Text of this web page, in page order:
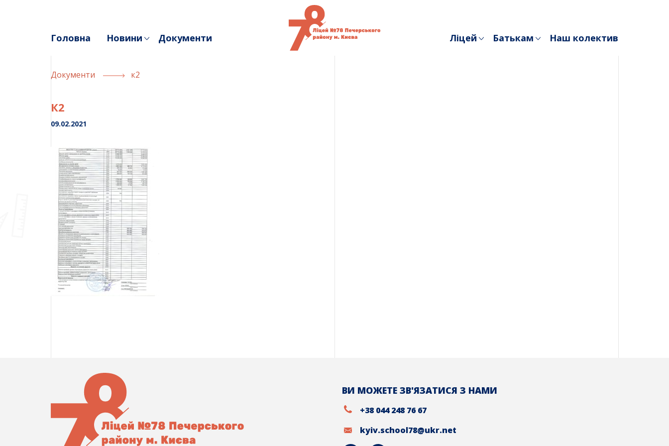
Головна Новини Документи Ліцей Батькам Наш колектив
Документи к2
К2
09.02.2021
ВИ МОЖЕТЕ ЗВ'ЯЗАТИСЯ З НАМИ
+38 044 248 76 67
kyiv.school78@ukr.net